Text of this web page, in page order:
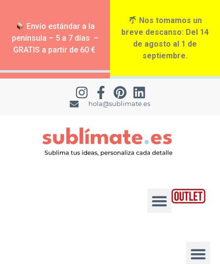
Envío estándar a la
península – 5 a 7 días –
GRATIS a partir de 60 €
Nos tomamos un
breve descanso: Del 14
de agosto al 1 de
septiembre.
hola@sublimate.es